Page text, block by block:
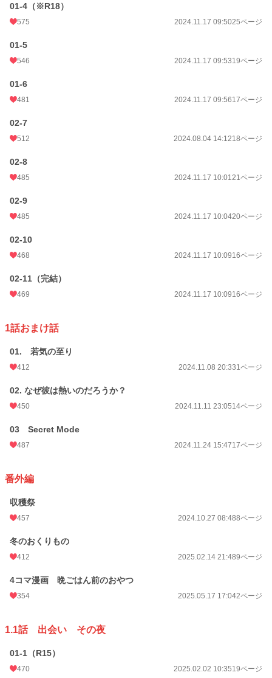
01-4（※R18）
575 2024.11.17 09:5025ページ
01-5
546 2024.11.17 09:5319ページ
01-6
481 2024.11.17 09:5617ページ
02-7
512 2024.08.04 14:1218ページ
02-8
485 2024.11.17 10:0121ページ
02-9
485 2024.11.17 10:0420ページ
02-10
468 2024.11.17 10:0916ページ
02-11（完結）
469 2024.11.17 10:0916ページ
1話おまけ話
01. 若気の至り
412 2024.11.08 20:331ページ
02. なぜ彼は熱いのだろうか？
450 2024.11.11 23:0514ページ
03 Secret Mode
487 2024.11.24 15:4717ページ
番外編
収穫祭
457 2024.10.27 08:488ページ
冬のおくりもの
412 2025.02.14 21:489ページ
4コマ漫画 晩ごはん前のおやつ
354 2025.05.17 17:042ページ
1.1話 出会い その夜
01-1（R15）
470 2025.02.02 10:3519ページ